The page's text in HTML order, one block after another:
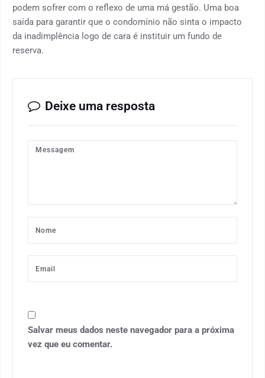
podem sofrer com o reflexo de uma má gestão. Uma boa
saída para garantir que o condomínio não sinta o impacto
da inadimplência logo de cara é instituir um fundo de
reserva.
Deixe uma resposta
Salvar meus dados neste navegador para a próxima
vez que eu comentar.